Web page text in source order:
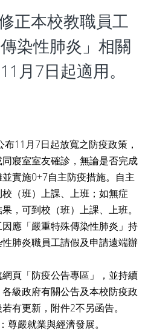
正本校教職員工
染性肺炎」相關
月7日起適用。
11月7日起放寬之防疫政策，
寢室室友確診，無論是否完成
實施0+7自主防疫措施。自主
（班）上課、上班；如無症
，可到校（班）上課、上班。
應「嚴重特殊傳染性肺炎」持
肺炎職員工請假及申請遠端辦
頁「防疫公告專區」，並持續
級政府有關公告及本校防疫政
有更新，附件2不另函告。
尊嚴就業與經濟發展。